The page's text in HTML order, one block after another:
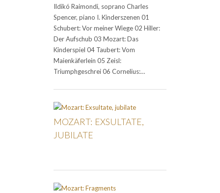
Ildikó Raimondi, soprano Charles
Spencer, piano I. Kinderszenen 01
Schubert: Vor meiner Wiege 02 Hiller:
Der Aufschub 03 Mozart: Das
Kinderspiel 04 Taubert: Vom
Maienkäferlein 05 Zeisl:
Triumphgeschrei 06 Cornelius:…
MOZART: EXSULTATE,
JUBILATE